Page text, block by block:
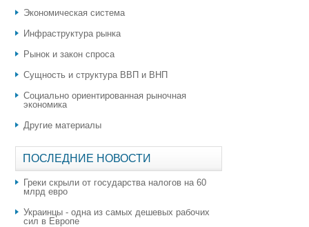
Экономическая система
Инфраструктура рынка
Рынок и закон спроса
Сущность и структура ВВП и ВНП
Социально ориентированная рыночная
экономика
Другие материалы
ПОСЛЕДНИЕ НОВОСТИ
Греки скрыли от государства налогов на 60
млрд евро
Украинцы - одна из самых дешевых рабочих
сил в Европе